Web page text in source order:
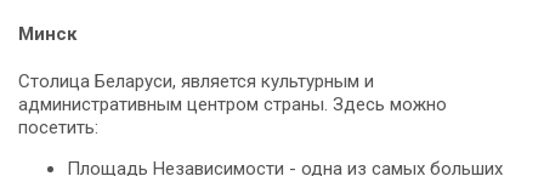
Минск
Столица Беларуси, является культурным и
административным центром страны. Здесь можно
посетить:
Площадь Независимости - одна из самых больших